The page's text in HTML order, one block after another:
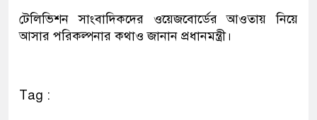
টেলিভিশন সাংবাদিকদের ওয়েজবোর্ডের আওতায় নিয়ে
আসার পরিকল্পনার কথাও জানান প্রধানমন্ত্রী।
Tag :